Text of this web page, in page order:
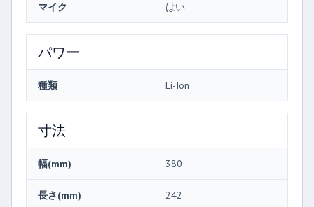
マイク はい
パワー
種類 Li-Ion
寸法
幅(mm) 380
長さ(mm) 242